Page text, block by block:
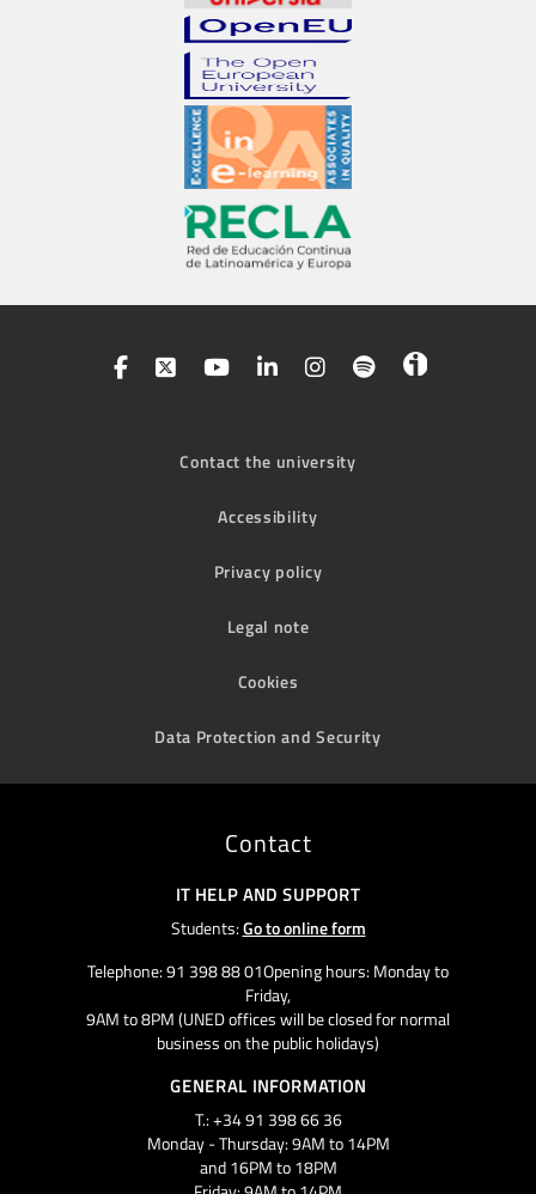
Contact the university
Accessibility
Privacy policy
Legal note
Cookies
Data Protection and Security
Contact
IT HELP AND SUPPORT
Students:Go to online form
Telephone: 91 398 88 01Opening hours: Monday to
Friday,
9AM to 8PM (UNED offices will be closed for normal
business on the public holidays)
GENERAL INFORMATION
T.: +34 91 398 66 36
Monday - Thursday: 9AM to 14PM
and 16PM to 18PM